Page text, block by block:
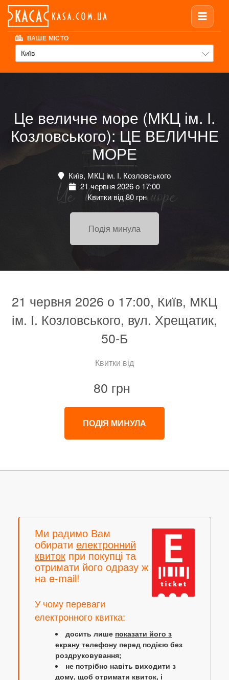
ВАШЕ МІСТО
Київ
Це величне море (МКЦ ім. І.
Козловського): ЦЕ ВЕЛИЧНЕ
МОРЕ
Київ, МКЦ ім. І. Козловського
21 червня 2026 о 17:00
Квитки від 80 грн
Подія минула
21 червня 2026 о 17:00, Київ, МКЦ
ім. І. Козловського, вул. Хрещатик,
50-Б
Квитки від
80 грн
ПОДІЯ МИНУЛА
Ми радимо Вам
обирати електронний
квиток при покупці та
отримати його одразу ж
на e-mail!
У чому переваги
електронного квитка:
досить лише показати його з
екрану телефону перед подією без
роздруковування;
не потрібно навіть виходити з
дому, щоб отримати квиток, і